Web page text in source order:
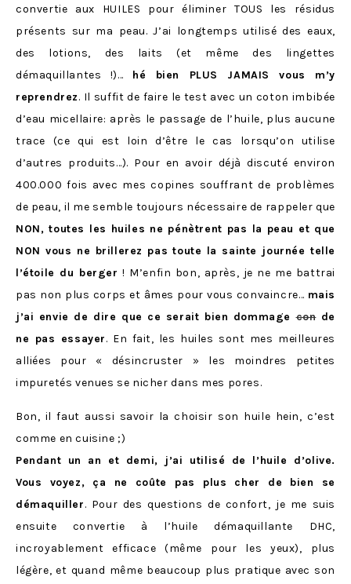
convertie aux HUILES pour éliminer TOUS les résidus
présents sur ma peau. J’ai longtemps utilisé des eaux,
des lotions, des laits (et même des lingettes
démaquillantes !)… hé bien PLUS JAMAIS vous m’y
reprendrez. Il suffit de faire le test avec un coton imbibée
d’eau micellaire: après le passage de l’huile, plus aucune
trace (ce qui est loin d’être le cas lorsqu’on utilise
d’autres produits…). Pour en avoir déjà discuté environ
400.000 fois avec mes copines souffrant de problèmes
de peau, il me semble toujours nécessaire de rappeler que
NON, toutes les huiles ne pénètrent pas la peau et que
NON vous ne brillerez pas toute la sainte journée telle
l’étoile du berger ! M’enfin bon, après, je ne me battrai
pas non plus corps et âmes pour vous convaincre… mais
j’ai envie de dire que ce serait bien dommageconde
ne pas essayer. En fait, les huiles sont mes meilleures
alliées pour « désincruster » les moindres petites
impuretés venues se nicher dans mes pores.
Bon, il faut aussi savoir la choisir son huile hein, c’est
comme en cuisine ;)
Pendant un an et demi, j’ai utilisé de l’huile d’olive.
Vous voyez, ça ne coûte pas plus cher de bien se
démaquiller. Pour des questions de confort, je me suis
ensuite convertie à l’huile démaquillante DHC,
incroyablement efficace (même pour les yeux), plus
légère, et quand même beaucoup plus pratique avec son